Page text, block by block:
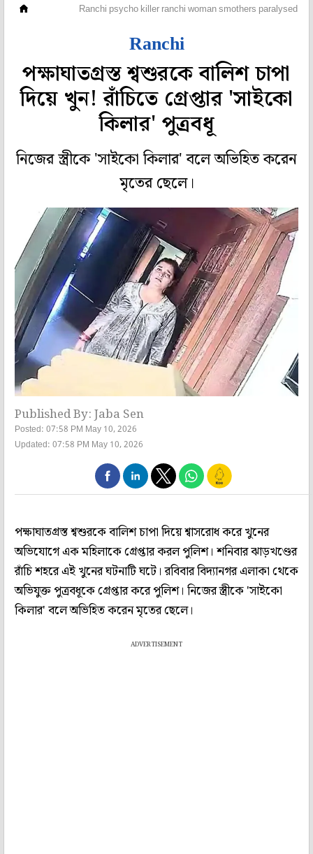
Ranchi psycho killer ranchi woman smothers paralysed
Ranchi
পক্ষাঘাতগ্রস্ত শ্বশুরকে বালিশ চাপা
দিয়ে খুন! রাঁচিতে গ্রেপ্তার 'সাইকো
কিলার' পুত্রবধূ
নিজের স্ত্রীকে 'সাইকো কিলার' বলে অভিহিত করেন
মৃতের ছেলে।
Published By: Jaba Sen
Posted: 07:58 PM May 10, 2026
Updated: 07:58 PM May 10, 2026
পক্ষাঘাতগ্রস্ত শ্বশুরকে বালিশ চাপা দিয়ে শ্বাসরোধ করে খুনের
অভিযোগে এক মহিলাকে গ্রেপ্তার করল পুলিশ। শনিবার ঝাড়খণ্ডের
রাঁচি শহরে এই খুনের ঘটনাটি ঘটে। রবিবার বিদ্যানগর এলাকা থেকে
অভিযুক্ত পুত্রবধূকে গ্রেপ্তার করে পুলিশ। নিজের স্ত্রীকে 'সাইকো
কিলার' বলে অভিহিত করেন মৃতের ছেলে।
ADVERTISEMENT